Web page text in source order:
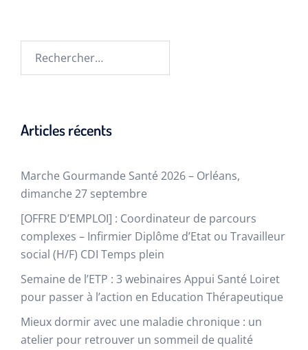
Articles récents
Marche Gourmande Santé 2026 – Orléans,
dimanche 27 septembre
[OFFRE D’EMPLOI] : Coordinateur de parcours
complexes – Infirmier Diplôme d’Etat ou Travailleur
social (H/F) CDI Temps plein
Semaine de l’ETP : 3 webinaires Appui Santé Loiret
pour passer à l’action en Education Thérapeutique​
Mieux dormir avec une maladie chronique : un
atelier pour retrouver un sommeil de qualité